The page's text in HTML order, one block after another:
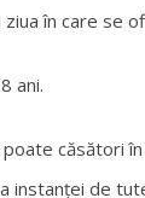
în care se
ani.
căsători
instanței de